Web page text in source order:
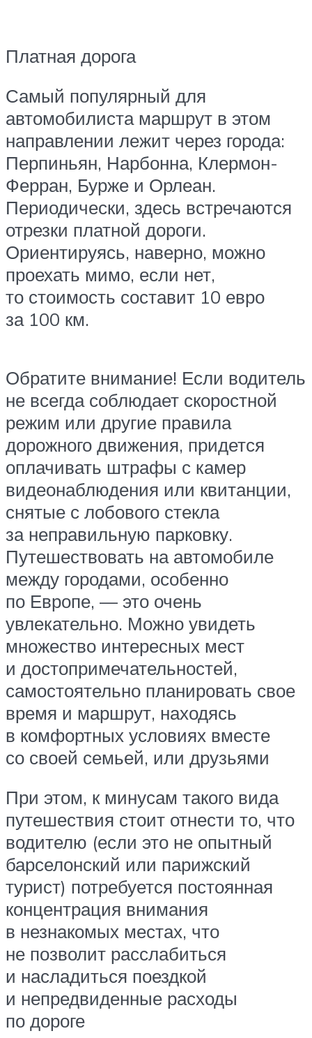
Платная дорога
Самый популярный для
автомобилиста маршрут в этом
направлении лежит через города:
Перпиньян, Нарбонна, Клермон-
Ферран, Бурже и Орлеан.
Периодически, здесь встречаются
отрезки платной дороги.
Ориентируясь, наверно, можно
проехать мимо, если нет,
то стоимость составит 10 евро
за 100 км.
Обратите внимание! Если водитель
не всегда соблюдает скоростной
режим или другие правила
дорожного движения, придется
оплачивать штрафы с камер
видеонаблюдения или квитанции,
снятые с лобового стекла
за неправильную парковку.
Путешествовать на автомобиле
между городами, особенно
по Европе, — это очень
увлекательно. Можно увидеть
множество интересных мест
и достопримечательностей,
самостоятельно планировать свое
время и маршрут, находясь
в комфортных условиях вместе
со своей семьей, или друзьями
При этом, к минусам такого вида
путешествия стоит отнести то, что
водителю (если это не опытный
барселонский или парижский
турист) потребуется постоянная
концентрация внимания
в незнакомых местах, что
не позволит расслабиться
и насладиться поездкой
и непредвиденные расходы
по дороге